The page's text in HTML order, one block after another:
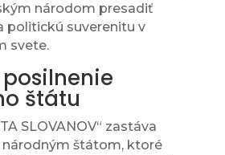
národom presadiť
politickú suverenitu v
svete.
štátu
SLOVANOV“ zastáva
národným štátom, ktoré